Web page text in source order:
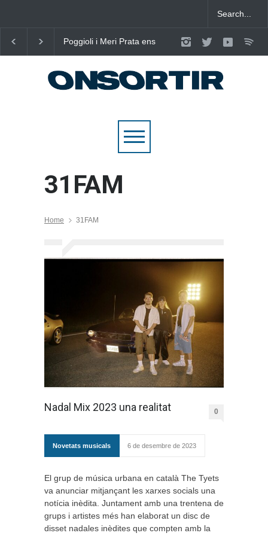
Poggioli i Meri Prata ens
NOSALTRES’
Joana Dark i Abril
transformen els ‘Cants
d’Estisorar’ en pop
31FAM
Home 31FAM
Nadal Mix 2023 una realitat 0
Novetats musicals 6 de desembre de 2023
El grup de música urbana en català The Tyets
va anunciar mitjançant les xarxes socials una
notícia inèdita. Juntament amb una trentena de
grups i artistes més han elaborat un disc de
disset nadales inèdites que compten amb la